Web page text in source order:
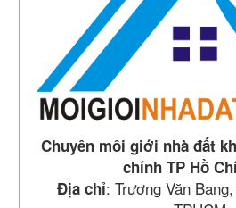
Chuyên môi giới nhà đất
chính TP Hồ
Địa chỉ: Trương Văn